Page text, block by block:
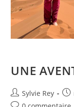
UNE
Sylvie Rey